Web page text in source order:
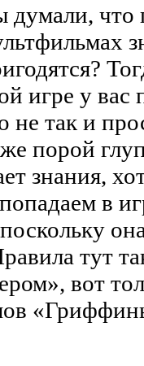
думали, что
игре у вас
не так и
порой
знания,
в
тут
вот